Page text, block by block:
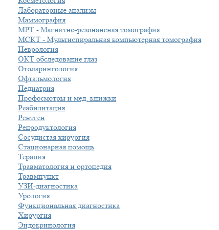
Лабораторные анализы
Маммография
МРТ - Магнитно-резонансная томография
МСКТ - Мультиспиральная компьютерная томография
Неврология
ОКТ обследование глаз
Отоларингология
Офтальмология
Педиатрия
Профосмотры и мед. книжки
Реабилитация
Рентген
Репродуктология
Сосудистая хирургия
Стационарная помощь
Терапия
Травматология и ортопедия
Травмпункт
УЗИ-диагностика
Урология
Функциональная диагностика
Хирургия
Эндокринология